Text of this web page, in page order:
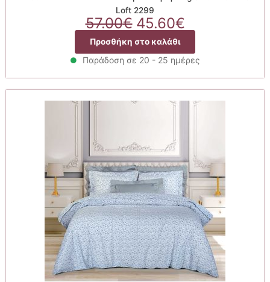
Loft 2299
57.00€ Original
price
was:
57.00€.
45.60€Η
τρέχουσα
τιμή
είναι:
45.60€.
Προσθήκη στο καλάθι
Παράδοση σε 20 - 25 ημέρες